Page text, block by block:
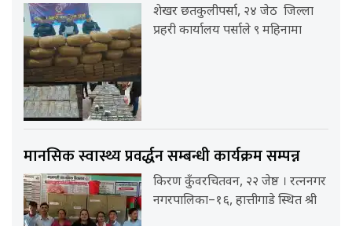
शेखर छतकुलीपर्सा, २४ जेठ जिल्ला
प्रहरी कार्यालय पर्साले ९ महिनामा
मानसिक स्वास्थ्य प्रवर्द्धन सम्बन्धी कार्यक्रम सम्पन्न
किरण कुँवरचितवन, २२ जेष्ठ । रत्ननगर
नगरपालिका–१६, हात्तीगाडे स्थित श्री